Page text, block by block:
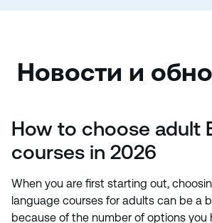
Новости и
How to choose adult
courses in 2026
When you are first starting out,
language courses for adults can be a
because of the number of options you